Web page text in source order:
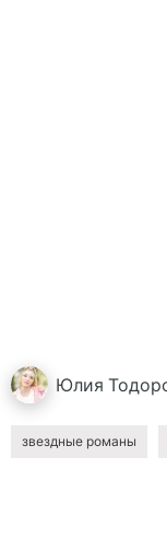
Юлия
звездные романы